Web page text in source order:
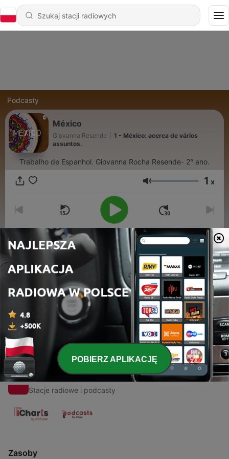
Podcasty
México
Giovanna Resende
1 - México: acerca de vários
assuntos.
Trabalho de Espanhol. Giovanna Rocha Resende- 2° ano.
Głośność 1 x
00:00
Odcinki
1 - México: acerca de vários assuntos.
22 lip 2020
Radio Polska
Stacje radiowe i podcasty
Zasoby
POBIERZ APLIKACJĘ